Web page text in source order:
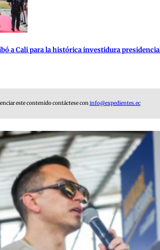
a Cali para la histórica investidura
este contenido contáctese coninfo@expedientes.ec